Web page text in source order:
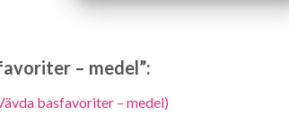
– medel”:
basfavoriter – medel)